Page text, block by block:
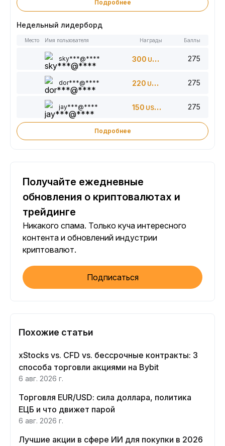
Подробнее
Недельный лидерборд
Место Имя пользователя Награды Баллы
sky***@**** 300 USDT 275
dor***@**** 220 USDT 275
jay***@**** 150 USDT 275
Подробнее
Получайте ежедневные
обновления о криптовалютах и
трейдинге
Никакого спама. Только куча интересного
контента и обновлений индустрии
криптовалют.
Подписаться
Похожие статьи
xStocks vs. CFD vs. бессрочные контракты: 3
способа торговли акциями на Bybit
6 авг. 2026 г.
Торговля EUR/USD: сила доллара, политика
ЕЦБ и что движет парой
6 авг. 2026 г.
Лучшие акции в сфере ИИ для покупки в 2026